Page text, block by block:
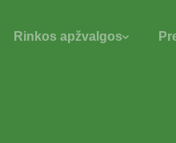
Rinkos apžvalgos